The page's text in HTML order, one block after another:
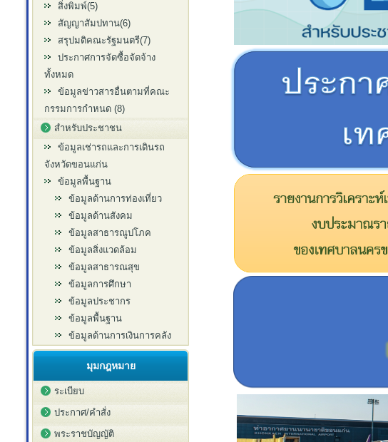
สิ่งพิมพ์(5)
สัญญาสัมปทาน(6)
สรุปมติคณะรัฐมนตรี(7)
ประกาศการจัดซื้อจัดจ้าง
ทั้งหมด
ข้อมูลข่าวสารอื่นตามที่คณะ
กรรมการกำหนด (8)
สำหรับประชาชน
ข้อมูลเช่ารถและการเดินรถ
จังหวัดขอนแก่น
ข้อมูลพื้นฐาน
ข้อมูลด้านการท่องเที่ยว
ข้อมูลด้านสังคม
ข้อมูลสาธารณูปโภค
ข้อมูลสิ่งแวดล้อม
ข้อมูลสาธารณสุข
ข้อมูลการศึกษา
ข้อมูลประชากร
ข้อมูลพื้นฐาน
ข้อมูลด้านการเงินการคลัง
มุมกฎหมาย
ระเบียบ
ประกาศ/คำสั่ง
พระราชบัญญัติ